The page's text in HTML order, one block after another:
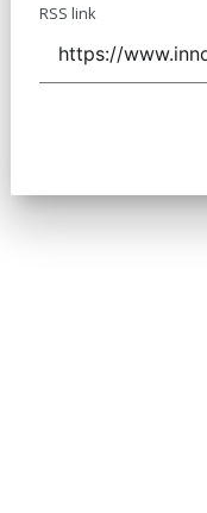
RSS link